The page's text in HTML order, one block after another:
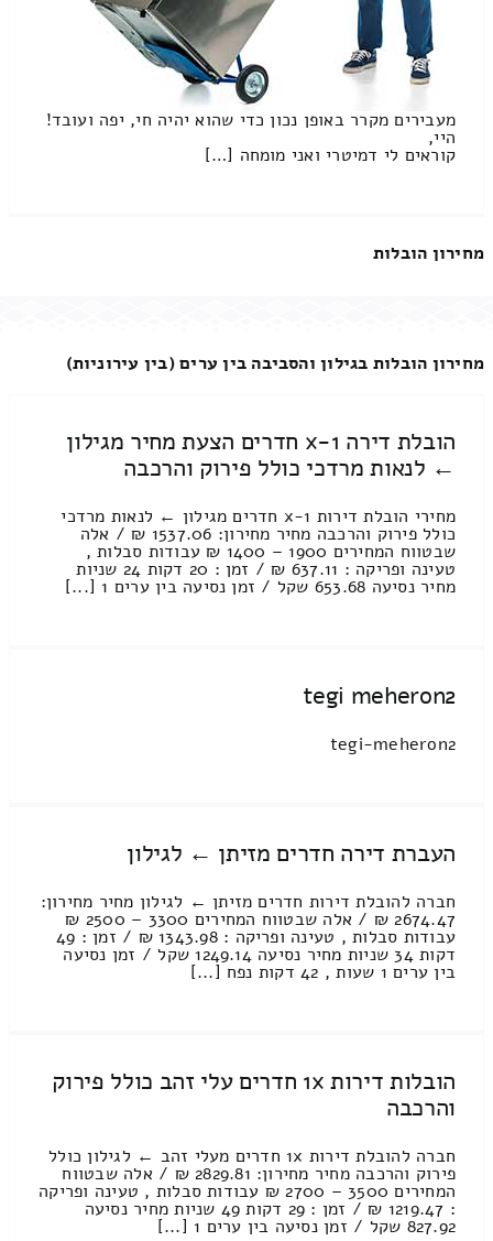
מעבירים מקרר באופן נכון כדי שהוא יהיה חי, יפה ועובד!
היי,
קוראים לי דמיטרי ואני מומחה […]
מחירון הובלות
מחירון הובלות בגילון והסביבה בין ערים (בין עירוניות)
הובלת דירה 1-x חדרים הצעת מחיר מגילון
← לנאות מרדכי כולל פירוק והרכבה
מחירי הובלת דירות 1-x חדרים מגילון ← לנאות מרדכי
כולל פירוק והרכבה מחיר מחירון: 1537.06 ₪ / אלה
שבטווח המחירים 1900 – 1400 ₪ עבודות סבלות ,
טעינה ופריקה : 637.11 ₪ / זמן : 20 דקות 24 שניות
מחיר נסיעה 653.68 שקל / זמן נסיעה בין ערים 1 [...]
tegi meheron2
tegi-meheron2
העברת דירה חדרים מזיתן ← לגילון
חברה להובלת דירות חדרים מזיתן ← לגילון מחיר מחירון:
2674.47 ₪ / אלה שבטווח המחירים 3300 – 2500 ₪
עבודות סבלות , טעינה ופריקה : 1343.98 ₪ / זמן : 49
דקות 34 שניות מחיר נסיעה 1249.14 שקל / זמן נסיעה
בין ערים 1 שעות , 42 דקות נפח [...]
הובלות דירות 1x חדרים עלי זהב כולל פירוק
והרכבה
חברה להובלת דירות 1x חדרים מעלי זהב ← לגילון כולל
פירוק והרכבה מחיר מחירון: 2829.81 ₪ / אלה שבטווח
המחירים 3500 – 2700 ₪ עבודות סבלות , טעינה ופריקה
: 1219.47 ₪ / זמן : 29 דקות 49 שניות מחיר נסיעה
827.92 שקל / זמן נסיעה בין ערים 1 [...]